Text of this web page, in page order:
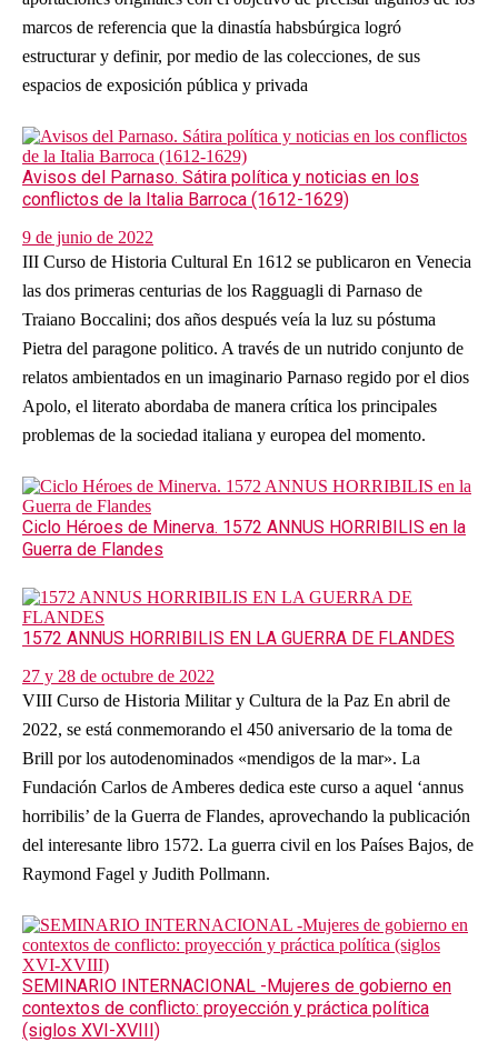
marcos de referencia que la dinastía habsbúrgica logró
estructurar y definir, por medio de las colecciones, de sus
espacios de exposición pública y privada
Avisos del Parnaso. Sátira política y noticias en los
conflictos de la Italia Barroca (1612-1629)
9 de junio de 2022
III Curso de Historia Cultural En 1612 se publicaron en Venecia
las dos primeras centurias de los Ragguagli di Parnaso de
Traiano Boccalini; dos años después veía la luz su póstuma
Pietra del paragone politico. A través de un nutrido conjunto de
relatos ambientados en un imaginario Parnaso regido por el dios
Apolo, el literato abordaba de manera crítica los principales
problemas de la sociedad italiana y europea del momento.
Ciclo Héroes de Minerva. 1572 ANNUS HORRIBILIS en la
Guerra de Flandes
1572 ANNUS HORRIBILIS EN LA GUERRA DE FLANDES
27 y 28 de octubre de 2022
VIII Curso de Historia Militar y Cultura de la Paz En abril de
2022, se está conmemorando el 450 aniversario de la toma de
Brill por los autodenominados «mendigos de la mar». La
Fundación Carlos de Amberes dedica este curso a aquel ‘annus
horribilis’ de la Guerra de Flandes, aprovechando la publicación
del interesante libro 1572. La guerra civil en los Países Bajos, de
Raymond Fagel y Judith Pollmann.
SEMINARIO INTERNACIONAL -Mujeres de gobierno en
contextos de conflicto: proyección y práctica política
(siglos XVI-XVIII)